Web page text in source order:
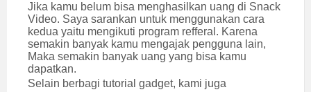
Jika kamu belum bisa menghasilkan uang di Snack
Video. Saya sarankan untuk menggunakan cara
kedua yaitu mengikuti program refferal. Karena
semakin banyak kamu mengajak pengguna lain,
Maka semakin banyak uang yang bisa kamu
dapatkan.
Selain berbagi tutorial gadget, kami juga